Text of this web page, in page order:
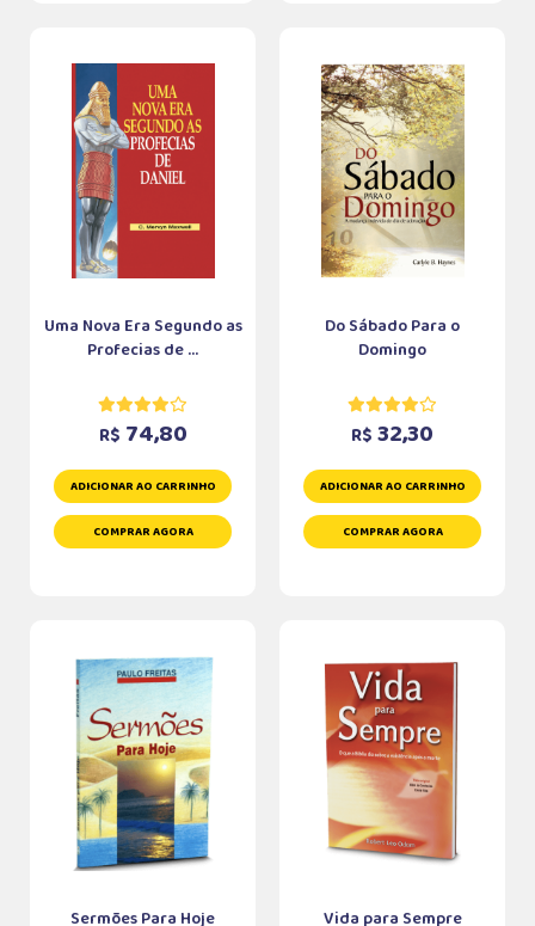
Uma Nova Era Segundo as
Profecias de ...
R$ 74,80
ADICIONAR AO CARRINHO
COMPRAR AGORA
Do Sábado Para o
Domingo
R$ 32,30
ADICIONAR AO CARRINHO
COMPRAR AGORA
Sermões Para Hoje Vida para Sempre